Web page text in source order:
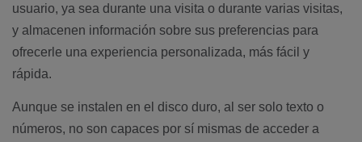
usuario, ya sea durante una visita o durante varias visitas,
y almacenen información sobre sus preferencias para
ofrecerle una experiencia personalizada, más fácil y
rápida.
Aunque se instalen en el disco duro, al ser solo texto o
números, no son capaces por sí mismas de acceder a